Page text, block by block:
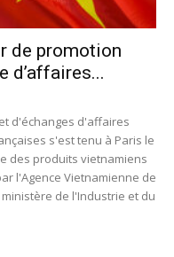
de promotion
d’affaires...
d'échanges d'affaires
s'est tenu à Paris le
des produits vietnamiens
l'Agence Vietnamienne de
de l'Industrie et du